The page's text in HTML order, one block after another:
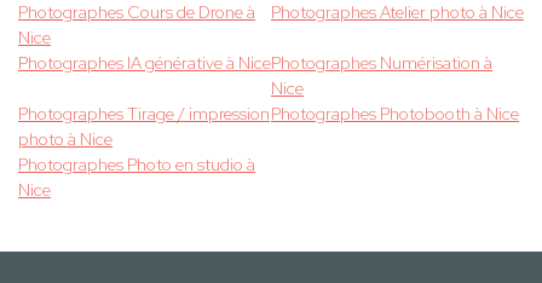
Photographes Cours de Drone à
Nice
Photographes Atelier photo à Nice
Photographes IA générative à NicePhotographes Numérisation à
Nice
Photographes Tirage / impression
photo à Nice
Photographes Photobooth à Nice
Photographes Photo en studio à
Nice